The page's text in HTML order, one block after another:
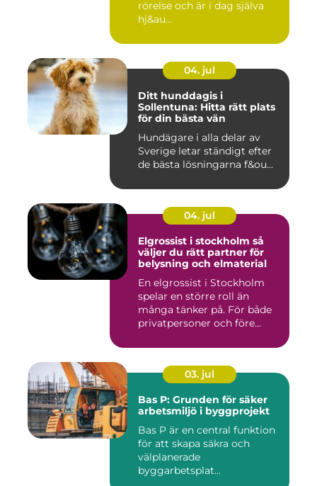
rörelse och är i dag själva
hj&au...
04. jul
Ditt hunddagis i
Sollentuna: Hitta rätt plats
för din bästa vän
Hundägare i alla delar av
Sverige letar ständigt efter
de bästa lösningarna f&ou...
04. jul
Elgrossist i stockholm så
väljer du rätt partner för
belysning och elmaterial
En elgrossist i Stockholm
spelar en större roll än
många tänker på. För både
privatpersoner och före...
03. jul
Bas P: Grunden för säker
arbetsmiljö i byggprojekt
Bas P är en central funktion
för att skapa säkra och
välplanerade
byggarbetsplat...